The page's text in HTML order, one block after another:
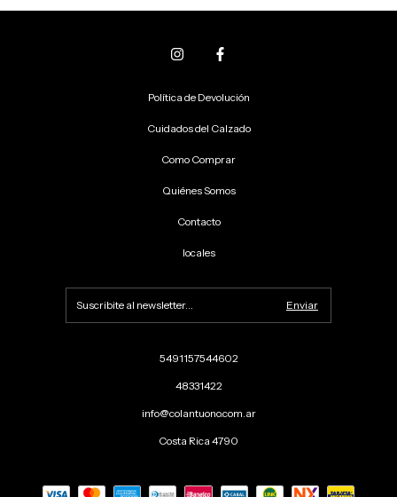
Política de Devolución
Cuidados del Calzado
Como Comprar
Quiénes Somos
Contacto
locales
5491157544602
48331422
info@colantuono.com.ar
Costa Rica 4790